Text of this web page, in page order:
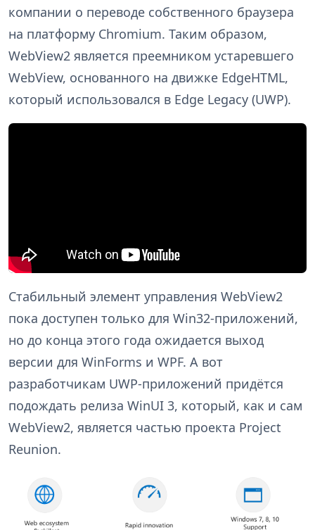
компании о переводе собственного браузера
на платформу Chromium. Таким образом,
WebView2 является преемником устаревшего
WebView, основанного на движке EdgeHTML,
который использовался в Edge Legacy (UWP).
Стабильный элемент управления WebView2
пока доступен только для Win32-приложений,
но до конца этого года ожидается выход
версии для WinForms и WPF. А вот
разработчикам UWP-приложений придётся
подождать релиза WinUI 3, который, как и сам
WebView2, является частью проекта Project
Reunion.